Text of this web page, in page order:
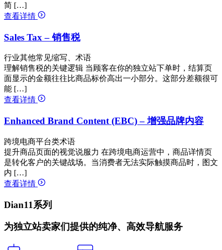
简 […]
查看详情
Sales Tax – 销售税
行业其他常见缩写、术语
理解销售税的关键逻辑 当顾客在你的独立站下单时，结算页
面显示的金额往往比商品标价高出一小部分。这部分差额很可
能 […]
查看详情
Enhanced Brand Content (EBC) – 增强品牌内容
跨境电商平台类术语
提升商品页面的视觉说服力 在跨境电商运营中，商品详情页
是转化客户的关键战场。当消费者无法实际触摸商品时，图文
内 […]
查看详情
Dian11系列
为独立站卖家们提供的纯净、高效导航服务